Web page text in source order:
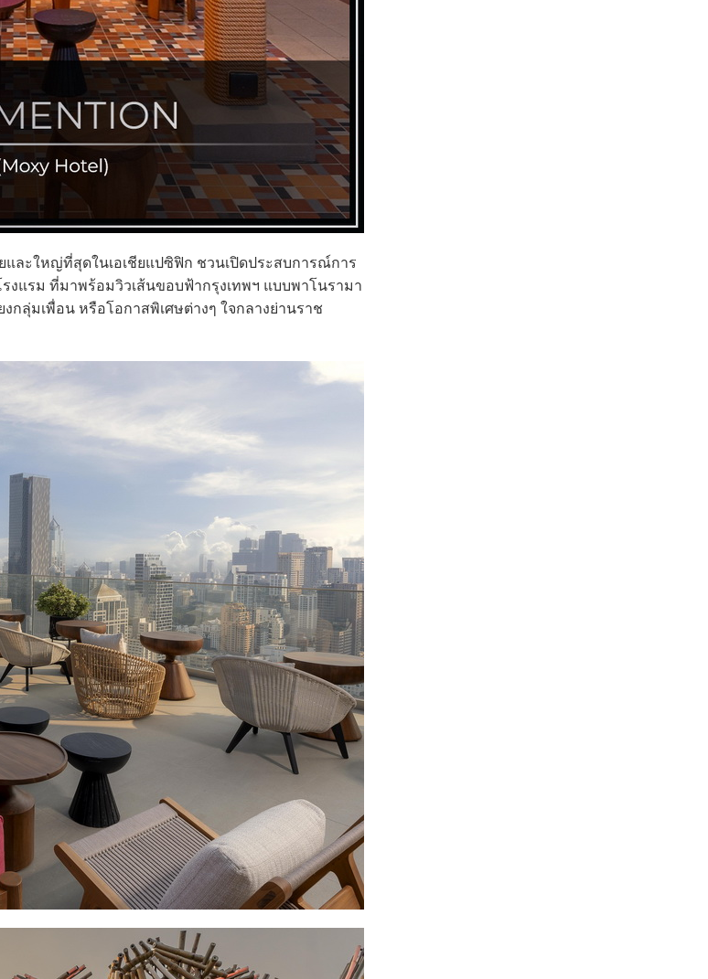
และใหญ่ที่สุดในเอเชียแปซิฟิก ชวนเปิดประสบการณ์การ
งแรม ที่มาพร้อมวิวเส้นขอบฟ้ากรุงเทพฯ แบบพาโนรามา
กลุ่มเพื่อน หรือโอกาสพิเศษต่างๆ ใจกลางย่านราช